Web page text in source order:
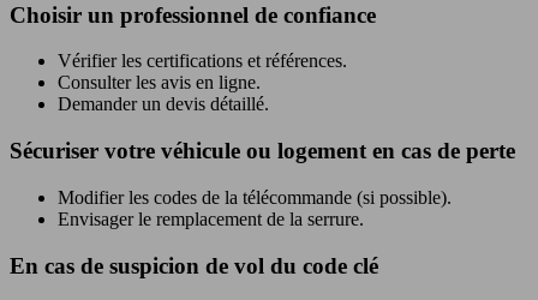
Choisir un professionnel de confiance
Vérifier les certifications et références.
Consulter les avis en ligne.
Demander un devis détaillé.
Sécuriser votre véhicule ou logement en cas de perte
Modifier les codes de la télécommande (si possible).
Envisager le remplacement de la serrure.
En cas de suspicion de vol du code clé